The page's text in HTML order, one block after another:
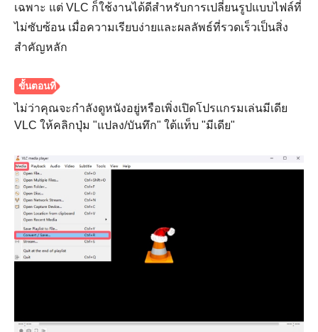
ขั้นตอนที่
3
เฉพาะ แต่ VLC ก็ใช้งานได้ดีสำหรับการเปลี่ยนรูปแบบไฟล์ที่
ไม่ซับซ้อน เมื่อความเรียบง่ายและผลลัพธ์ที่รวดเร็วเป็นสิ่ง
สำคัญหลัก
ไม่ว่าคุณจะกำลังดูหนังอยู่หรือเพิ่งเปิดโปรแกรมเล่นมีเดีย
VLC ให้คลิกปุ่ม "แปลง/บันทึก" ใต้แท็บ "มีเดีย"